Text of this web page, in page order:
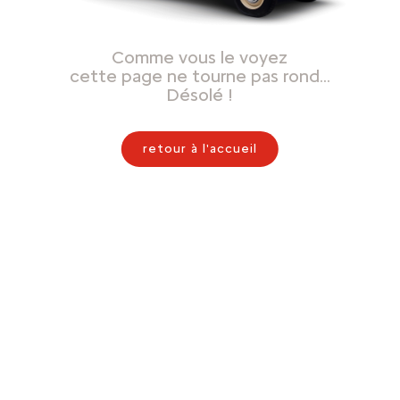
Comme vous le voyez
cette page ne tourne pas rond…
Désolé !
retour à l'accueil